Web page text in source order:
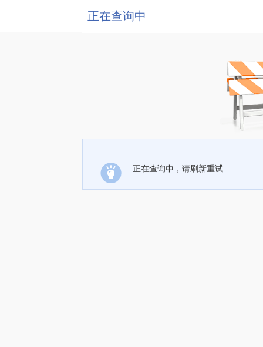
正在查询中
正在查询中，请刷新重试